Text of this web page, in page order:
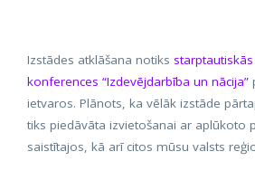
Izstādes atklāšana notiks
konferences “Izdevējdarbība un nācija”
ietvaros. Plānots, ka vēlāk izstāde
tiks piedāvāta izvietošanai ar aplūkoto
saistītajos, kā arī citos mūsu valsts